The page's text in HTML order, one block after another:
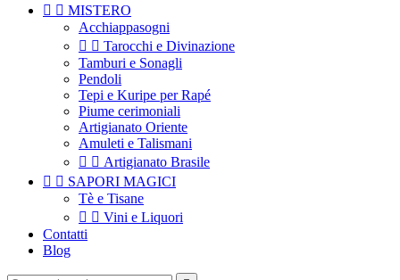
  MISTERO
Acchiappasogni
  Tarocchi e Divinazione
Tamburi e Sonagli
Pendoli
Tepi e Kuripe per Rapé
Piume cerimoniali
Artigianato Oriente
Amuleti e Talismani
  Artigianato Brasile
  SAPORI MAGICI
Tè e Tisane
  Vini e Liquori
Contatti
Blog